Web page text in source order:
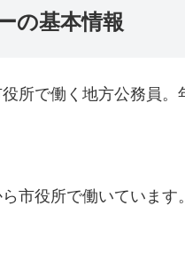
の基本情報
所で働く地方公務員。
市役所で働いています。